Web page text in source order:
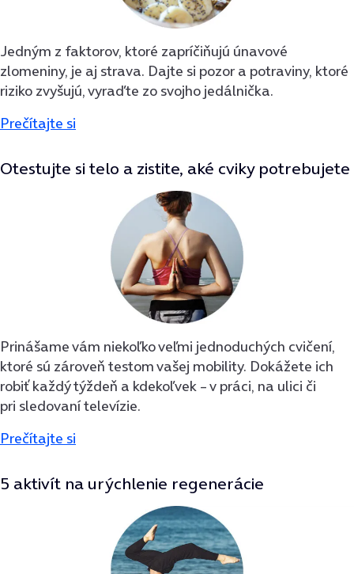
Jedným z faktorov, ktoré zapríčiňujú únavové
zlomeniny, je aj strava. Dajte si pozor a potraviny, ktoré
riziko zvyšujú, vyraďte zo svojho jedálnička.
Prečítajte si
Otestujte si telo a zistite, aké cviky potrebujete
Prinášame vám niekoľko veľmi jednoduchých cvičení,
ktoré sú zároveň testom vašej mobility. Dokážete ich
robiť každý týždeň a kdekoľvek – v práci, na ulici či
pri sledovaní televízie.
Prečítajte si
5 aktivít na urýchlenie regenerácie